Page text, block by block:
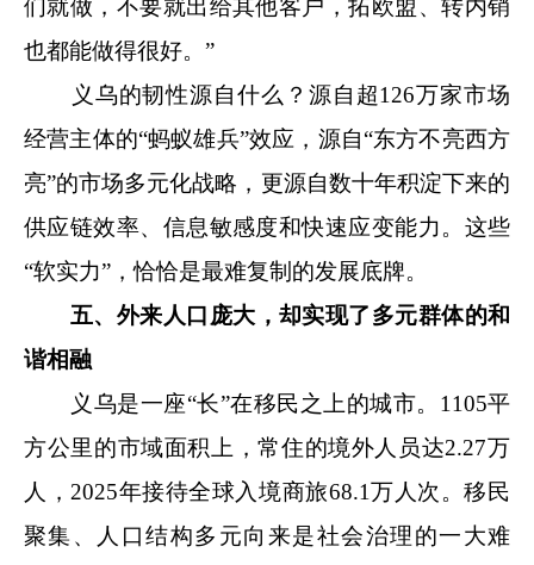
们就做，不要就出给其他客户，拓欧盟、转内销
也都能做得很好。”
义乌的韧性源自什么？源自超126万家市场
经营主体的“蚂蚁雄兵”效应，源自“东方不亮西方
亮”的市场多元化战略，更源自数十年积淀下来的
供应链效率、信息敏感度和快速应变能力。这些
“软实力”，恰恰是最难复制的发展底牌。
五、外来人口庞大，却实现了多元群体的和
谐相融
义乌是一座“长”在移民之上的城市。1105平
方公里的市域面积上，常住的境外人员达2.27万
人，2025年接待全球入境商旅68.1万人次。移民
聚集、人口结构多元向来是社会治理的一大难